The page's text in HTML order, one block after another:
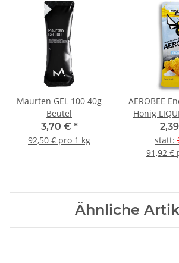
Maurten GEL 100 40g
Beutel
3,70 € *
92,50 € pro 1 kg
AEROBEE
Honig
statt:
91,92 €
Ähnliche